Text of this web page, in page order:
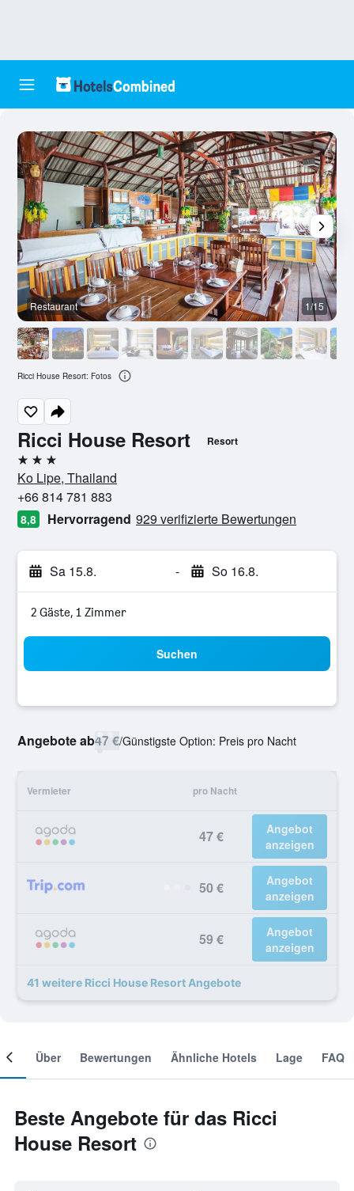
Ricci House Resort Resort
3 Sterne
Ko Lipe, Thailand
+66 814 781 883
8,8 Hervorragend 929 verifizierte Bewertungen
Sa 15.8. - So 16.8.
2 Gäste, 1 Zimmer
Suchen
Angebote ab47 €/Günstigste Option: Preis pro Nacht
Vermieter pro Nacht
47 €
Angebot
anzeigen
50 €
Angebot
anzeigen
59 €
Angebot
anzeigen
41 weitere Ricci House Resort Angebote
Restaurant 1/15
Ricci House Resort: Fotos
Über Bewertungen Ähnliche Hotels Lage FAQ
Beste Angebote für das Ricci
House Resort